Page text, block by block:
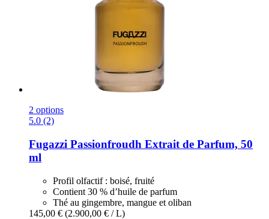
2 options
5.0 (2)
Fugazzi Passionfroudh Extrait de Parfum, 50
ml
Profil olfactif : boisé, fruité
Contient 30 % d’huile de parfum
Thé au gingembre, mangue et oliban
145,00 € (2.900,00 € / L)